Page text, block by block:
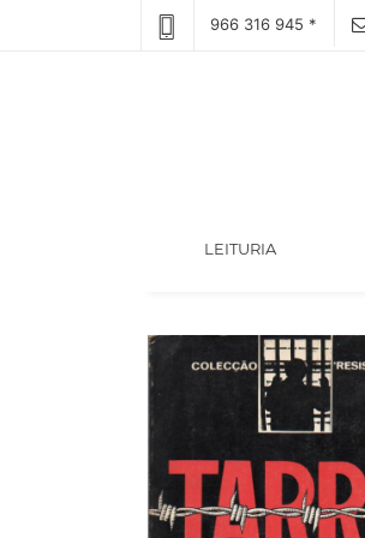
966 316 945 *
LEITURIA(CURRENT)